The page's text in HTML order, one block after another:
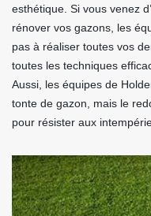
esthétique. Si vous venez
rénover vos gazons, les
pas à réaliser toutes vos
toutes les techniques
Aussi, les équipes de
tonte de gazon, mais le
pour résister aux